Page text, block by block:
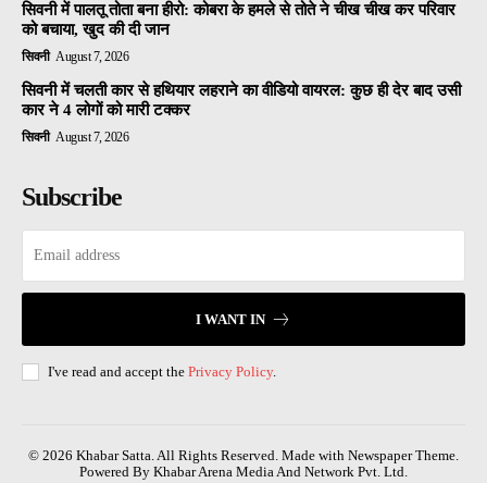
सिवनी में पालतू तोता बना हीरो: कोबरा के हमले से तोते ने चीख चीख कर परिवार
को बचाया, खुद की दी जान
सिवनी August 7, 2026
सिवनी में चलती कार से हथियार लहराने का वीडियो वायरल: कुछ ही देर बाद उसी
कार ने 4 लोगों को मारी टक्कर
सिवनी August 7, 2026
Subscribe
I WANT IN
I've read and accept the Privacy Policy.
© 2026 Khabar Satta. All Rights Reserved. Made with Newspaper Theme.
Powered By Khabar Arena Media And Network Pvt. Ltd.